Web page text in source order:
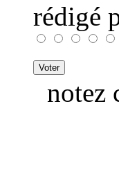
rédigé
notez